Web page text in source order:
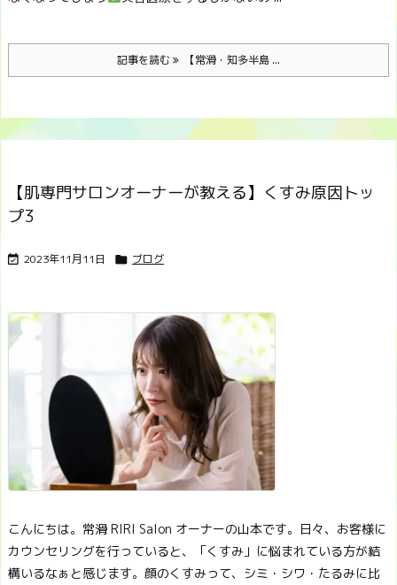
記事を読む 【常滑・知多半島 ...
【肌専門サロンオーナーが教える】くすみ原因トッ
プ3
 2023年11月11日  ブログ
こんにちは。常滑 RIRI Salon オーナーの山本です。 日々、お客様に
カウンセリングを行っていると、「くすみ」に悩まれている方が結
構いるなぁと感じます。 顔のくすみって、シミ・シワ・たるみに比